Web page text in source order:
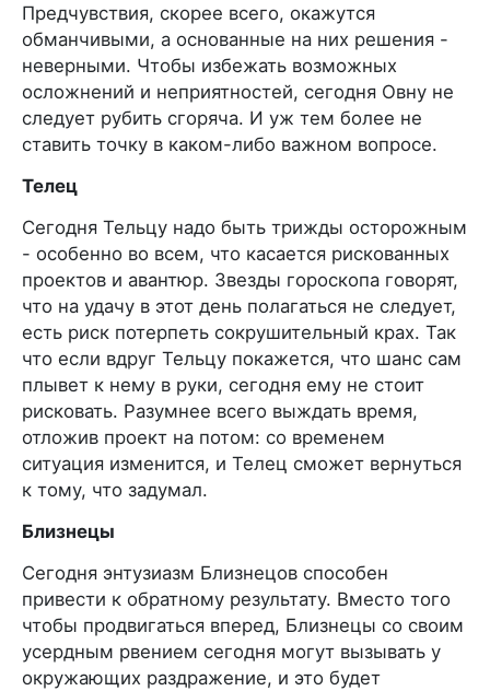
Предчувствия, скорее всего, окажутся
обманчивыми, а основанные на них решения -
неверными. Чтобы избежать возможных
осложнений и неприятностей, сегодня Овну не
следует рубить сгоряча. И уж тем более не
ставить точку в каком-либо важном вопросе.
Телец
Сегодня Тельцу надо быть трижды осторожным
- особенно во всем, что касается рискованных
проектов и авантюр. Звезды гороскопа говорят,
что на удачу в этот день полагаться не следует,
есть риск потерпеть сокрушительный крах. Так
что если вдруг Тельцу покажется, что шанс сам
плывет к нему в руки, сегодня ему не стоит
рисковать. Разумнее всего выждать время,
отложив проект на потом: со временем
ситуация изменится, и Телец сможет вернуться
к тому, что задумал.
Близнецы
Сегодня энтузиазм Близнецов способен
привести к обратному результату. Вместо того
чтобы продвигаться вперед, Близнецы со своим
усердным рвением сегодня могут вызывать у
окружающих раздражение, и это будет